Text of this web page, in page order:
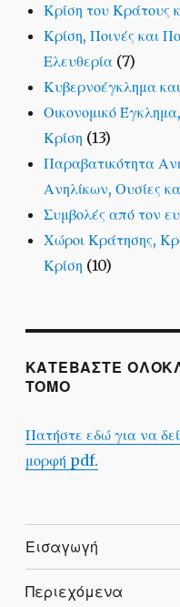
Κρίση του Κράτους
Κρίση, Ποινές και
Ελευθερία(7)
Κυβερνοέγκλημα
Οικονομικό
Κρίση (13)
Παραβατικότητα
Ανηλίκων, Ουσίες
Συμβολές από τον
Χώροι Κράτησης,
Κρίση (10)
ΚΑΤΕΒΑΣΤΕ
ΤΟΜΟ
Πατήστε εδώ για να
μορφή pdf.
Εισαγωγή
Περιεχόμενα